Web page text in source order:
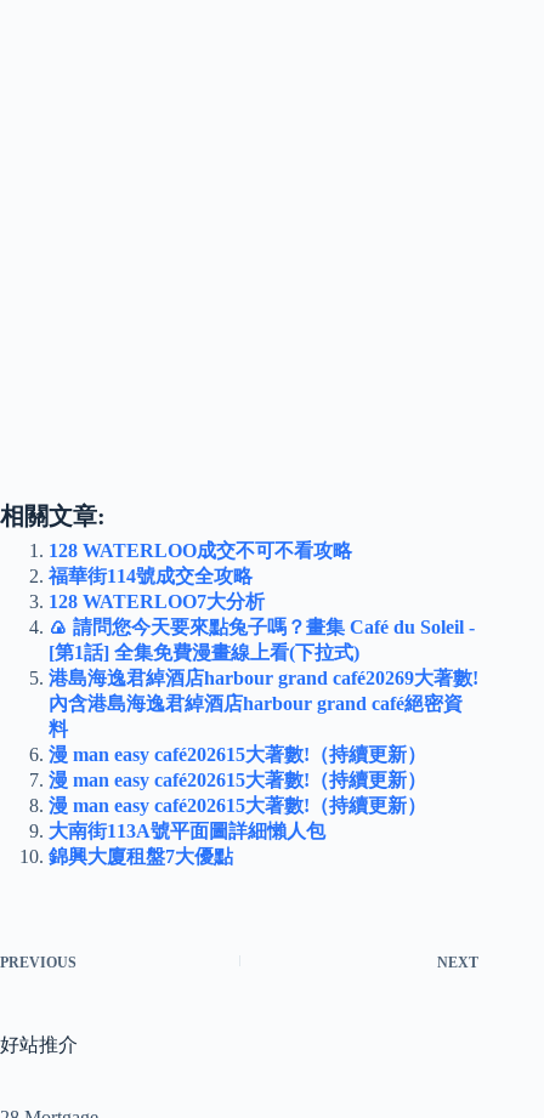
相關文章:
128 WATERLOO成交不可不看攻略
福華街114號成交全攻略
128 WATERLOO7大分析
🍙 請問您今天要來點兔子嗎？畫集 Café du Soleil -
[第1話] 全集免費漫畫線上看(下拉式)
港島海逸君綽酒店harbour grand café20269大著數!
內含港島海逸君綽酒店harbour grand café絕密資
料
漫 man easy café202615大著數!（持續更新）
漫 man easy café202615大著數!（持續更新）
漫 man easy café202615大著數!（持續更新）
大南街113A號平面圖詳細懶人包
錦興大廈租盤7大優點
PREVIOUS NEXT
好站推介